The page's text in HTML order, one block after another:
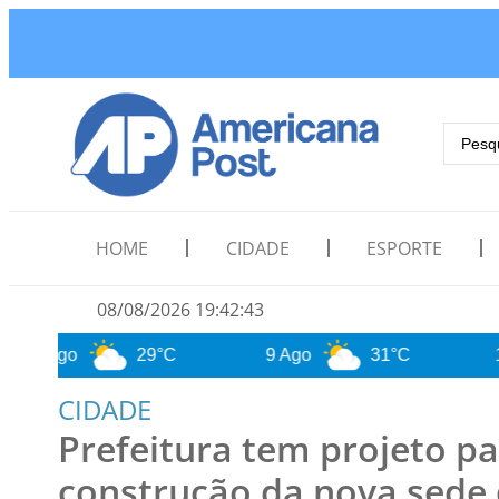
HOME CIDADE ESPORTE
08/08/2026 19:42:44
29°C 31°C
CIDADE
Prefeitura tem projeto